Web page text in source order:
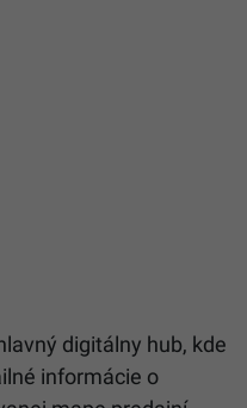
digitálny hub, kde
informácie o